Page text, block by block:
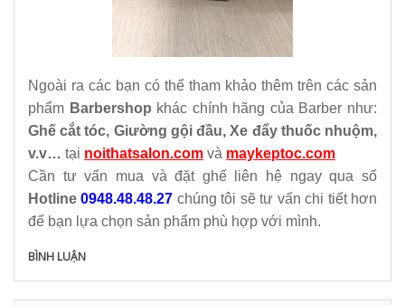
Ngoài ra các bạn có thể tham khảo thêm trên các sản
phẩm Barbershop khác chính hãng của Barber như:
Ghế cắt tóc, Giường gội đầu, Xe đẩy thuốc nhuộm,
v.v… tại noithatsalon.com và maykeptoc.com
Cần tư vấn mua và đặt ghế liên hệ ngay qua số
Hotline0948.48.48.27 chúng tôi sẽ tư vấn chi tiết hơn
để bạn lựa chọn sản phẩm phù hợp với mình.
BÌNH LUẬN